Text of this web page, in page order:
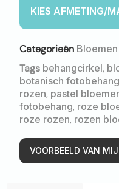
Categorieën
Tags behangcirkel,
botanisch fotobehang
rozen, pastel
fotobehang, roze
roze rozen, rozen
VOORBEELD VAN